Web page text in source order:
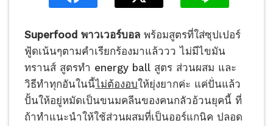
Superfood พาวเวอร์บอล พร้อมสูตรที่ใส่ซุปเปอร์
ฟู้ดเน้นๆตามคำเรียกร้องมาแล้ววว ไม่มีไขมัน
ทรานส์ สูตรทำ energy ball สูตร ส่วนผสม และ
วิธีทำทุกอันในนี้ไม่ต้องอบให้ยุ่งยากค่ะ แค่ปั่นแล้ว
ปั้นให้อยู่หมัดเป็นขนมคลีนของคนกลัวอ้วนยุคนี้ ที่
ถ้าทำแนะนำให้ใช้ส่วนผสมที่เป็นออร์แกนิค ปลอด